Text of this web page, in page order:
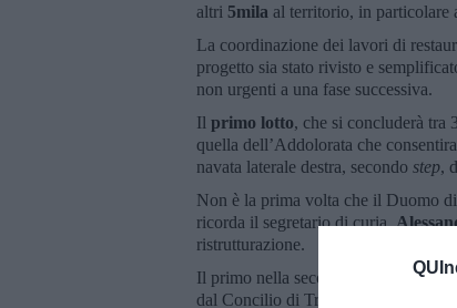
altri 5mila al territorio, in particolare
La coordinazione dei lavori di
progetto sia stato rivisto e
non urgenti a una fase successiva.
Il primo lotto, che si concluderà tra
quella dell’Addolorata che
navata laterale destra, secondo step,
Non è la prima volta che il Duomo
ricorda il segretario di curia,
ristrutturazione.
Il primo nella seconda metà del XVI
dal Concilio di Trento; il secondo